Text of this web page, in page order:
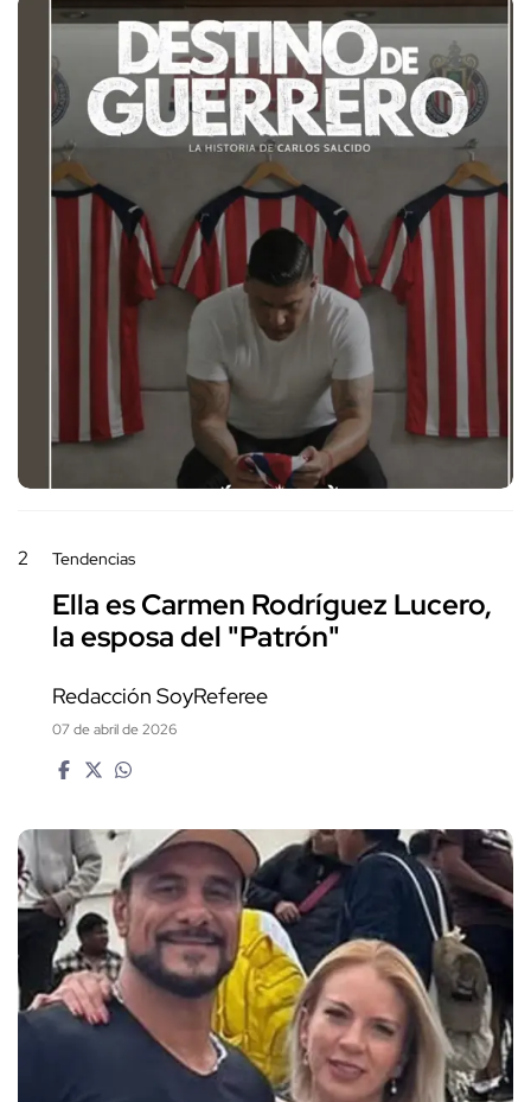
2 Tendencias
Ella es Carmen Rodríguez Lucero,
la esposa del "Patrón"
Redacción SoyReferee
07 de abril de 2026